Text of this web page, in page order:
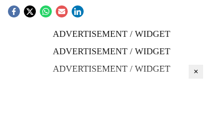
ADVERTISEMENT / WIDGET
ADVERTISEMENT / WIDGET
ADVERTISEMENT / WIDGET
×